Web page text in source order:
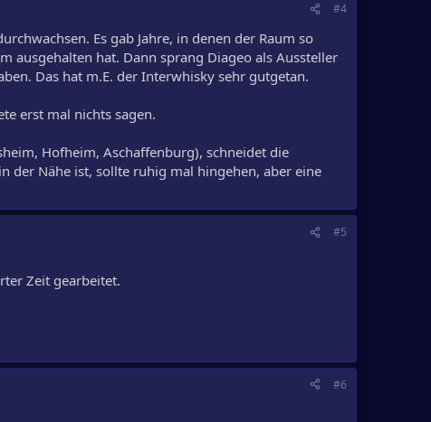
#4
Es gab Jahre, in denen der Raum so
ausgehalten hat. Dann sprang Diageo als Aussteller
Das hat m.E. der Interwhisky sehr gutgetan.
erst mal nichts sagen.
Hofheim, Aschaffenburg), schneidet die
der Nähe ist, sollte ruhig mal hingehen, aber eine
#5
Zeit gearbeitet.
#6